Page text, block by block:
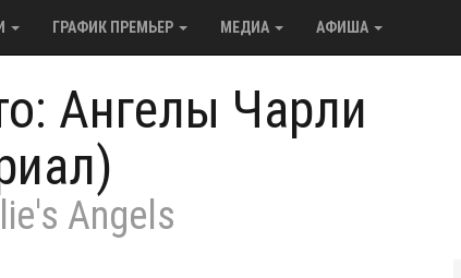
ГРАФИК ПРЕМЬЕР МЕДИА АФИША
Ангелы Чарли
Angels